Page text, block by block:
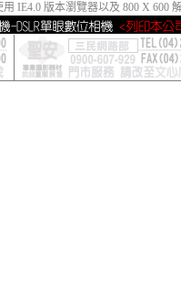
用 IE4.0 版本瀏覽器以及 800 X 600